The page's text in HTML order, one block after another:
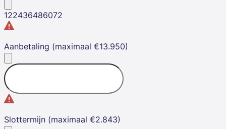
122436486072
Aanbetaling (maximaal €13.950)
Slottermijn (maximaal €2.843)